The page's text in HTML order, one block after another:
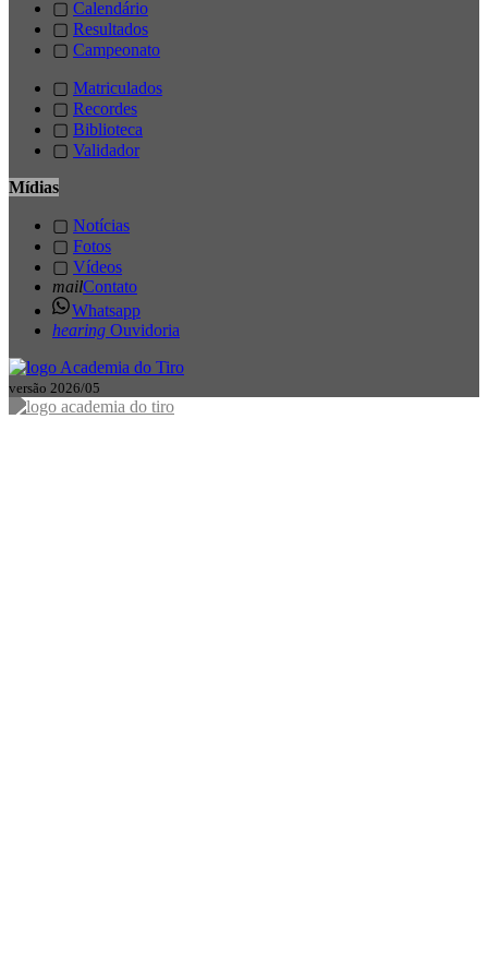
▢ Calendário
▢ Resultados
▢ Campeonato
▢ Matriculados
▢ Recordes
▢ Biblioteca
▢ Validador
Mídias
▢ Notícias
▢ Fotos
▢ Vídeos
mailContato
Whatsapp
hearing Ouvidoria
versão 2026/05